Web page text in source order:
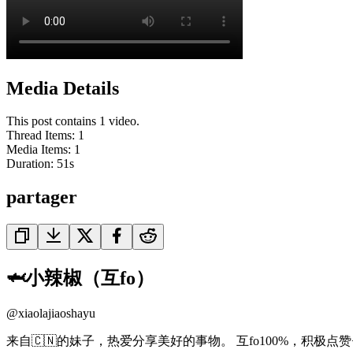
Media Details
This post contains 1 video.
Thread Items: 1
Media Items: 1
Duration: 51s
partager
🦈小辣椒（互fo）
@xiaolajiaoshayu
来自🇨🇳的妹子，热爱分享美好的事物。 互fo100%，积极点赞